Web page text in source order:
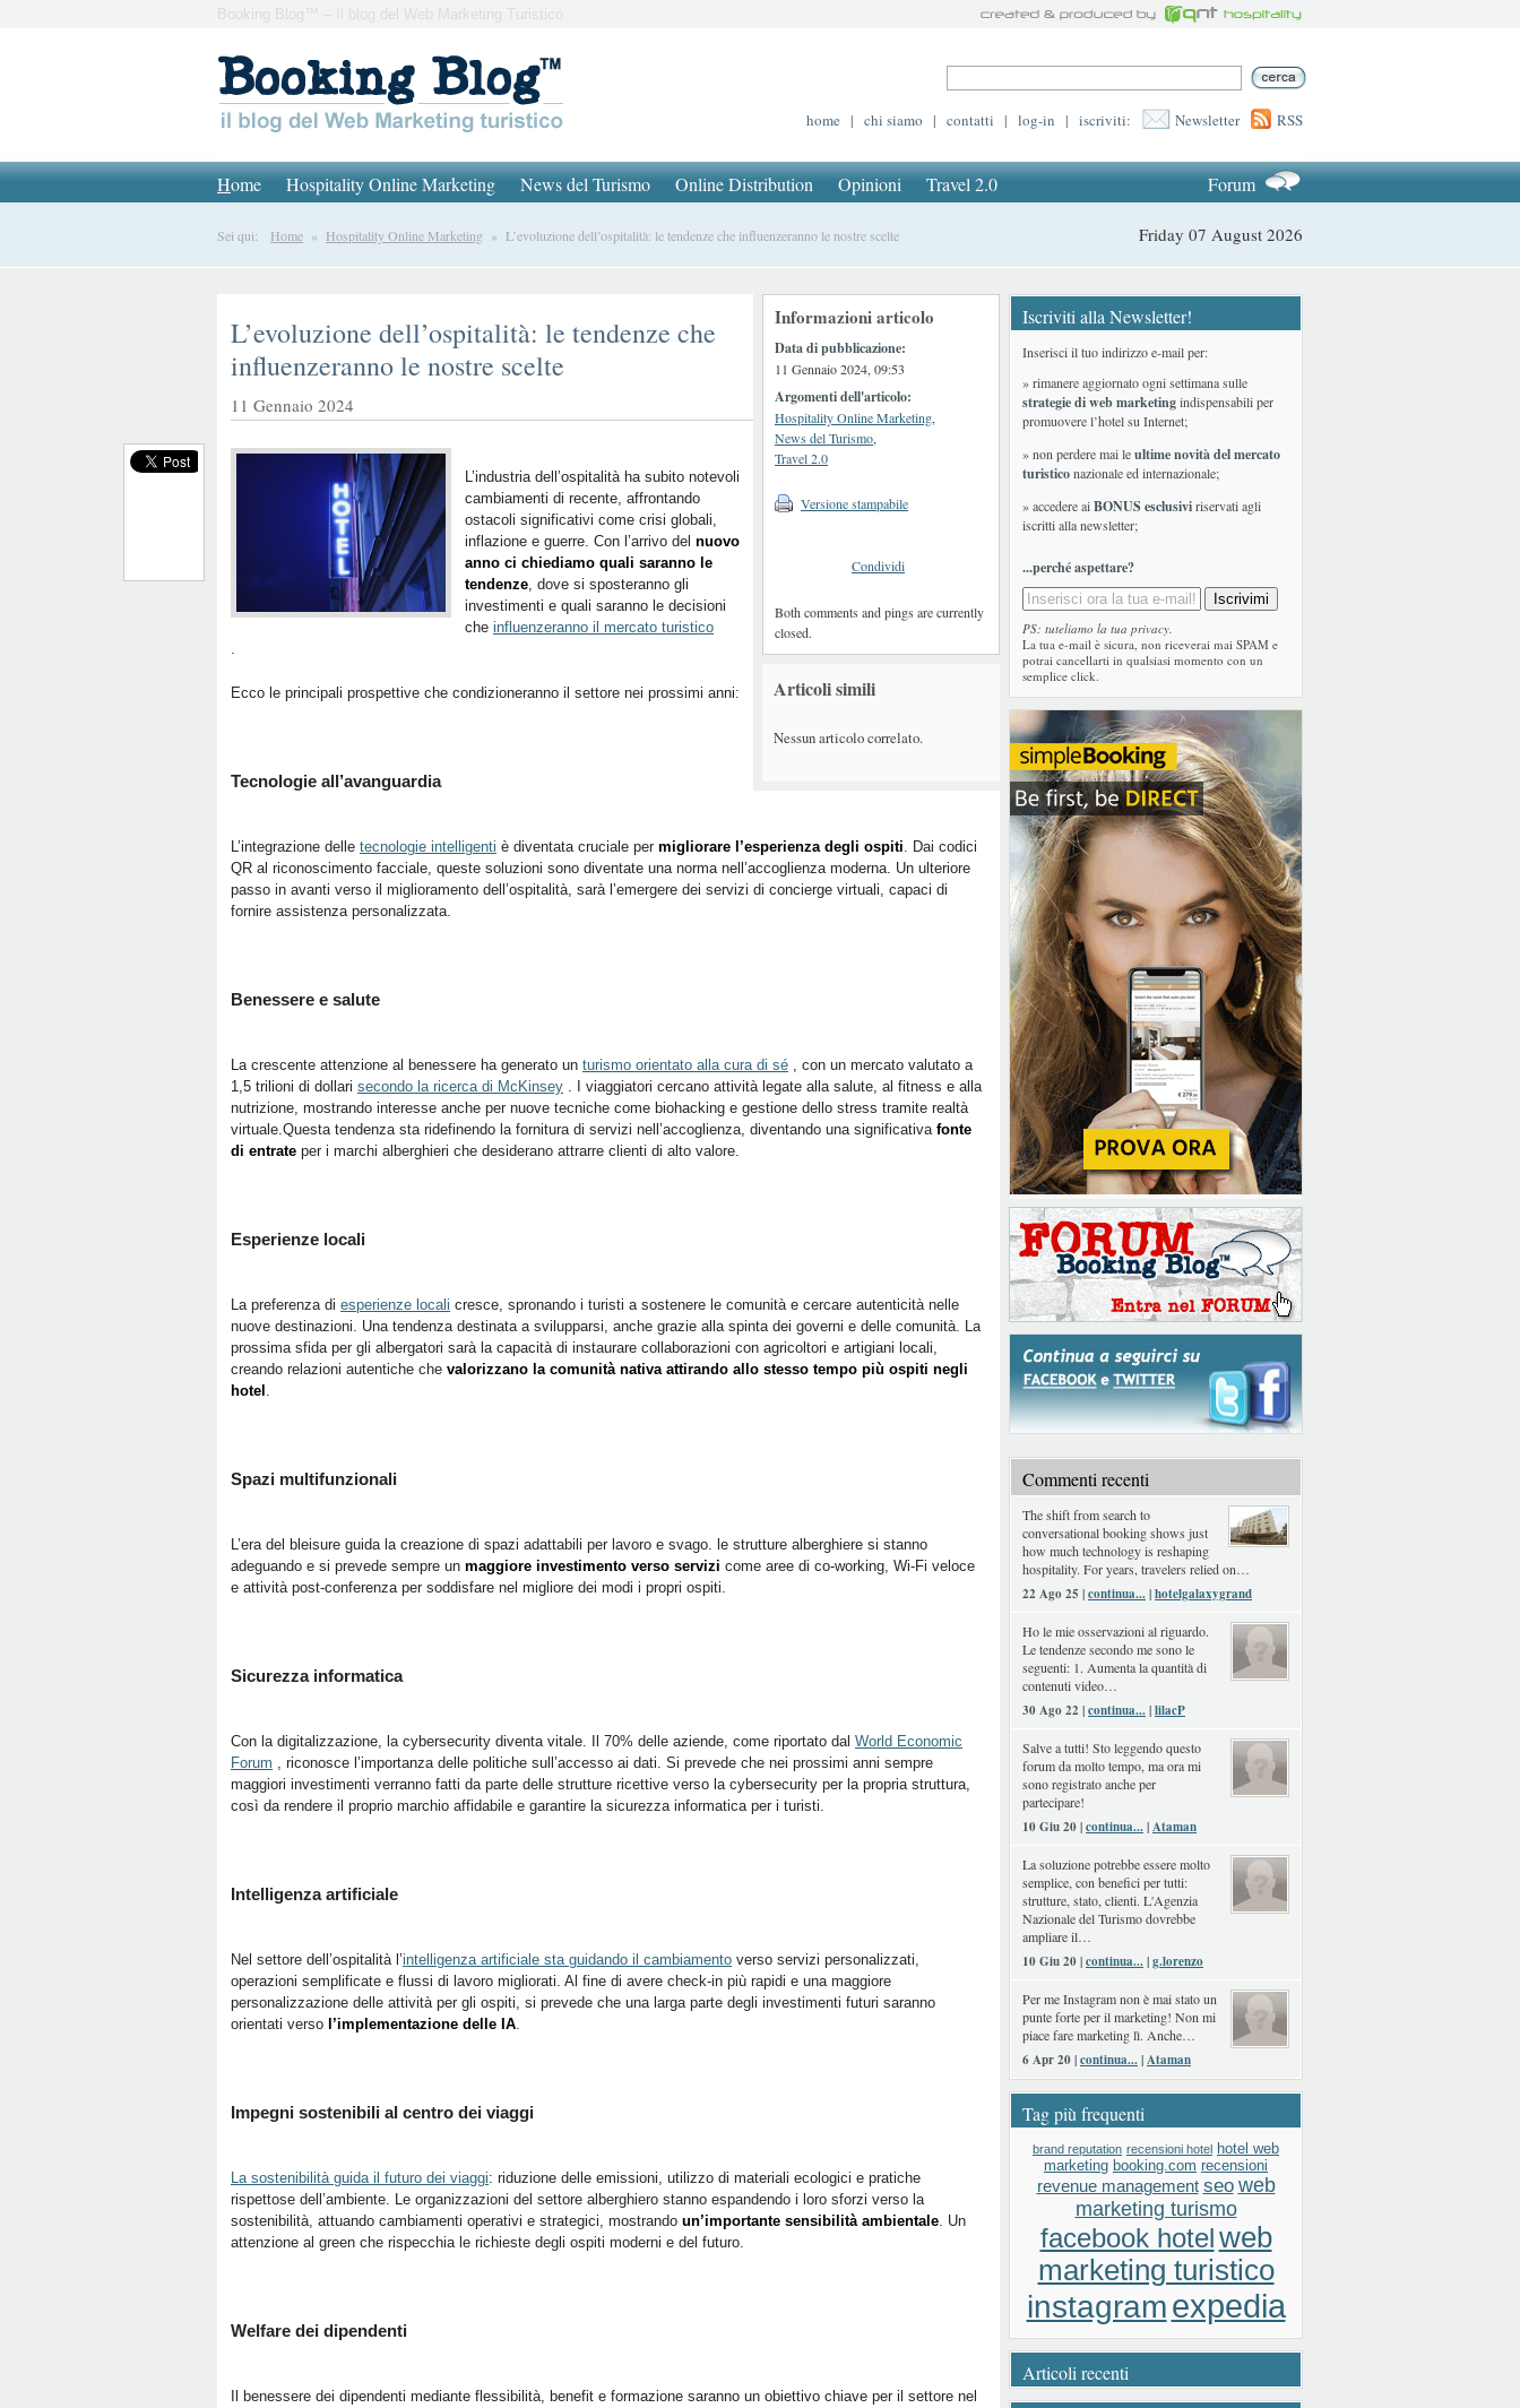
Booking Blog™ – Il blog del Web Marketing Turistico
home | chi siamo | contatti | log-in | iscriviti: Newsletter RSS
Home Hospitality Online Marketing News del Turismo Online Distribution Opinioni Travel 2.0 Forum
Sei qui: Home » Hospitality Online Marketing » L’evoluzione dell’ospitalità: le tendenze che influenzeranno le nostre scelte Friday 07 August 2026
Informazioni articolo
Data di pubblicazione:
11 Gennaio 2024, 09:53
Argomenti dell'articolo:
Hospitality Online Marketing,
News del Turismo,
Travel 2.0
Versione stampabile
Condividi
Both comments and pings are currently
closed.
Articoli simili
Nessun articolo correlato.
L’evoluzione dell’ospitalità: le tendenze che
influenzeranno le nostre scelte
11 Gennaio 2024
L’industria dell’ospitalità ha subito notevoli
cambiamenti di recente, affrontando
ostacoli significativi come crisi globali,
inflazione e guerre. Con l’arrivo del nuovo
anno ci chiediamo quali saranno le
tendenze, dove si sposteranno gli
investimenti e quali saranno le decisioni
che influenzeranno il mercato turistico
.
Ecco le principali prospettive che condizioneranno il settore nei prossimi anni:
Tecnologie all’avanguardia
L’integrazione delle tecnologie intelligenti è diventata cruciale per migliorare l’esperienza degli ospiti. Dai codici
QR al riconoscimento facciale, queste soluzioni sono diventate una norma nell’accoglienza moderna. Un ulteriore
passo in avanti verso il miglioramento dell’ospitalità, sarà l’emergere dei servizi di concierge virtuali, capaci di
fornire assistenza personalizzata.
Benessere e salute
La crescente attenzione al benessere ha generato un turismo orientato alla cura di sé , con un mercato valutato a
1,5 trilioni di dollari secondo la ricerca di McKinsey . I viaggiatori cercano attività legate alla salute, al fitness e alla
nutrizione, mostrando interesse anche per nuove tecniche come biohacking e gestione dello stress tramite realtà
virtuale.Questa tendenza sta ridefinendo la fornitura di servizi nell’accoglienza, diventando una significativa fonte
di entrate per i marchi alberghieri che desiderano attrarre clienti di alto valore.
Esperienze locali
La preferenza di esperienze locali cresce, spronando i turisti a sostenere le comunità e cercare autenticità nelle
nuove destinazioni. Una tendenza destinata a svilupparsi, anche grazie alla spinta dei governi e delle comunità. La
prossima sfida per gli albergatori sarà la capacità di instaurare collaborazioni con agricoltori e artigiani locali,
creando relazioni autentiche che valorizzano la comunità nativa attirando allo stesso tempo più ospiti negli
hotel .
Spazi multifunzionali
L’era del bleisure guida la creazione di spazi adattabili per lavoro e svago. le strutture alberghiere si stanno
adeguando e si prevede sempre un maggiore investimento verso servizi come aree di co-working, Wi-Fi veloce
e attività post-conferenza per soddisfare nel migliore dei modi i propri ospiti.
Sicurezza informatica
Con la digitalizzazione, la cybersecurity diventa vitale. Il 70% delle aziende, come riportato dal World Economic
Forum , riconosce l’importanza delle politiche sull’accesso ai dati. Si prevede che nei prossimi anni sempre
maggiori investimenti verranno fatti da parte delle strutture ricettive verso la cybersecurity per la propria struttura,
così da rendere il proprio marchio affidabile e garantire la sicurezza informatica per i turisti.
Intelligenza artificiale
Nel settore dell’ospitalità l’intelligenza artificiale sta guidando il cambiamento verso servizi personalizzati,
operazioni semplificate e flussi di lavoro migliorati. Al fine di avere check-in più rapidi e una maggiore
personalizzazione delle attività per gli ospiti, si prevede che una larga parte degli investimenti futuri saranno
orientati verso l’implementazione delle IA.
Impegni sostenibili al centro dei viaggi
La sostenibilità guida il futuro dei viaggi: riduzione delle emissioni, utilizzo di materiali ecologici e pratiche
rispettose dell’ambiente. Le organizzazioni del settore alberghiero stanno espandendo i loro sforzi verso la
sostenibilità, attuando cambiamenti operativi e strategici, mostrando un’importante sensibilità ambientale. Un
attenzione al green che rispecchia le richieste degli ospiti moderni e del futuro.
Welfare dei dipendenti
Il benessere dei dipendenti mediante flessibilità, benefit e formazione saranno un obiettivo chiave per il settore nel
Iscriviti alla Newsletter!
Inserisci il tuo indirizzo e-mail per:
» rimanere aggiornato ogni settimana sulle
strategie di web marketingindispensabili per
promuovere l’hotel su Internet;
» non perdere mai leultime novità del mercato
turisticonazionale ed internazionale;
» accedere aiBONUS esclusiviriservati agli
iscritti alla newsletter;
...perché aspettare?
PS: tuteliamo la tua privacy.
La tua e-mail è sicura, non riceverai mai SPAM e
potrai cancellarti in qualsiasi momento con un
semplice click.
Commenti recenti
The shift from search to
conversational booking shows just
how much technology is reshaping
hospitality. For years, travelers relied on…
22 Ago 25 |continua...|hotelgalaxygrand
Ho le mie osservazioni al riguardo.
Le tendenze secondo me sono le
seguenti: 1. Aumenta la quantità di
contenuti video…
30 Ago 22 |continua...|lilacP
Salve a tutti! Sto leggendo questo
forum da molto tempo, ma ora mi
sono registrato anche per
partecipare!
10 Giu 20 |continua...|Ataman
La soluzione potrebbe essere molto
semplice, con benefici per tutti:
strutture, stato, clienti. L'Agenzia
Nazionale del Turismo dovrebbe
ampliare il…
10 Giu 20 |continua...|g.lorenzo
Per me Instagram non è mai stato un
punte forte per il marketing! Non mi
piace fare marketing lì. Anche…
6 Apr 20 |continua...|Ataman
Tag più frequenti
brand reputation recensioni hotel hotel web
marketing booking.com recensioni
revenue management seo web
marketing turismo
facebook hotelweb
marketing turistico
instagramexpedia
Articoli recenti